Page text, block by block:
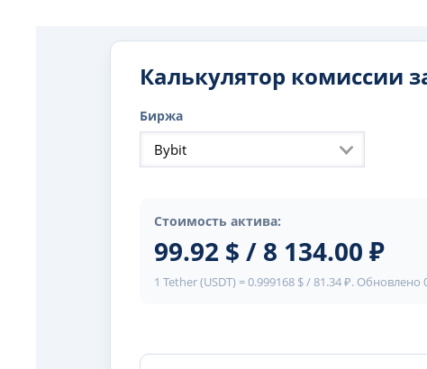
Калькулятор комиссии
Биржа
Bybit
Стоимость актива:
99.92 $ / 8 134.00 ₽
1 Tether (USDT) = 0.999168 $ / 81.34 ₽. Обновлено